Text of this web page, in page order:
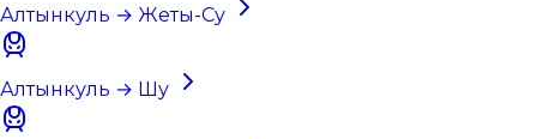
Алтынкуль → Жеты-Су
Алтынкуль → Шу